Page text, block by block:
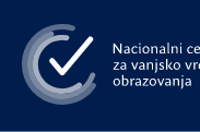
na
glavni
sadržaj